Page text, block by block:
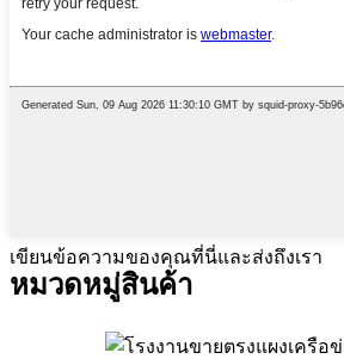
เขียนข้อความของคุณที่นี่และส่งถึงเรา
หมวดหมู่สินค้า